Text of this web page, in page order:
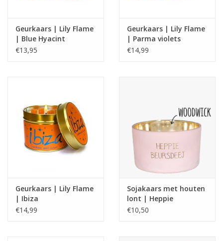
Geurkaars | Lily Flame
| Blue Hyacint
€13,95
Geurkaars | Lily Flame
| Parma violets
€14,99
Geurkaars | Lily Flame
| Ibiza
€14,99
Sojakaars met houten
lont | Heppie
Beursdeej
€10,50